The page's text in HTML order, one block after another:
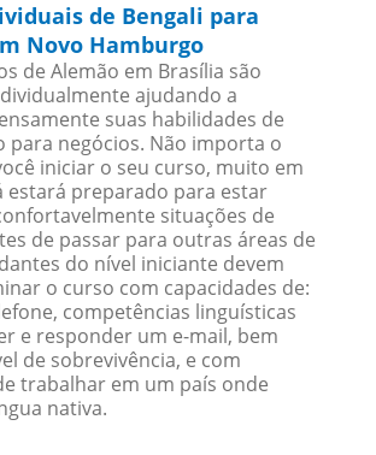
de Bengali para
Novo Hamburgo
de Alemão em Brasília são
ajudando a
suas habilidades de
para negócios. Não importa o
iniciar o seu curso, muito em
estará preparado para estar
situações de
de passar para outras áreas de
do nível iniciante devem
o curso com capacidades de:
competências linguísticas
e responder um e-mail, bem
de sobrevivência, e com
trabalhar em um país onde
nativa.